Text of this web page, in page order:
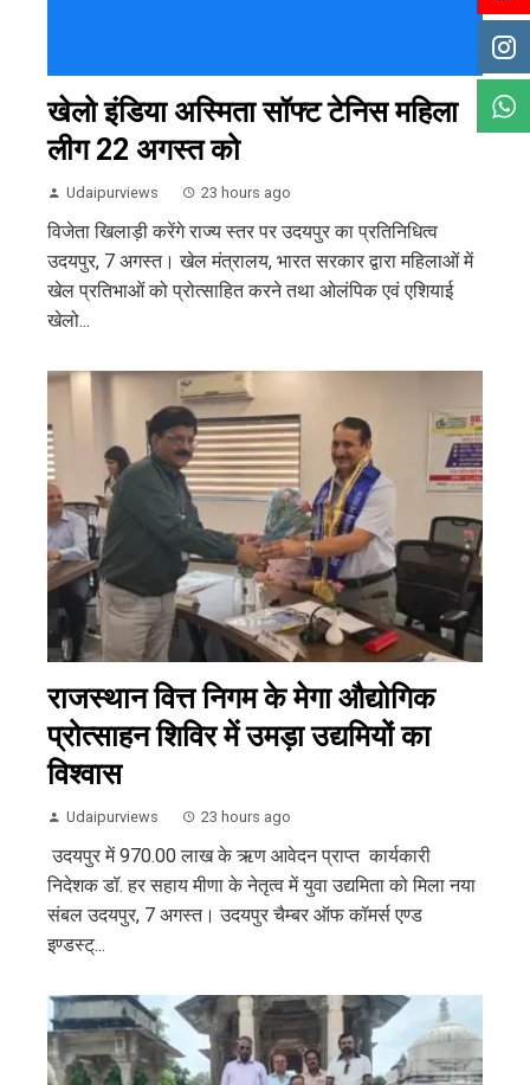
खेलो इंडिया अस्मिता सॉफ्ट टेनिस महिला
लीग 22 अगस्त को
Udaipurviews 23 hours ago
विजेता खिलाड़ी करेंगे राज्य स्तर पर उदयपुर का प्रतिनिधित्व
उदयपुर, 7 अगस्त। खेल मंत्रालय, भारत सरकार द्वारा महिलाओं में
खेल प्रतिभाओं को प्रोत्साहित करने तथा ओलंपिक एवं एशियाई
खेलो...
राजस्थान वित्त निगम के मेगा औद्योगिक
प्रोत्साहन शिविर में उमड़ा उद्यमियों का
विश्वास
Udaipurviews 23 hours ago
उदयपुर में 970.00 लाख के ऋण आवेदन प्राप्त कार्यकारी
निदेशक डॉ. हर सहाय मीणा के नेतृत्व में युवा उद्यमिता को मिला नया
संबल उदयपुर, 7 अगस्त। उदयपुर चैम्बर ऑफ कॉमर्स एण्ड
इण्डस्ट्...